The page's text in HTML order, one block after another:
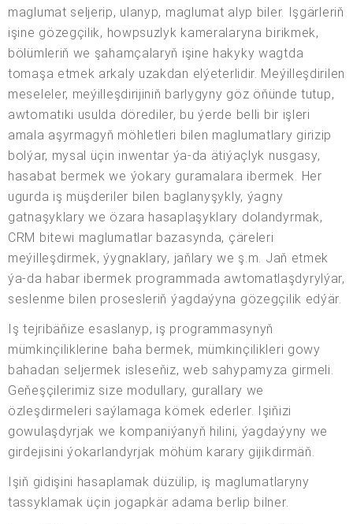
maglumat seljerip, ulanyp, maglumat alyp biler. Işgärleriň
işine gözegçilik, howpsuzlyk kameralaryna birikmek,
bölümleriň we şahamçalaryň işine hakyky wagtda
tomaşa etmek arkaly uzakdan elýeterlidir. Meýilleşdirilen
meseleler, meýilleşdirijiniň barlygyny göz öňünde tutup,
awtomatiki usulda dörediler, bu ýerde belli bir işleri
amala aşyrmagyň möhletleri bilen maglumatlary girizip
bolýar, mysal üçin inwentar ýa-da ätiýaçlyk nusgasy,
hasabat bermek we ýokary guramalara ibermek. Her
ugurda iş müşderiler bilen baglanyşykly, ýagny
gatnaşyklary we özara hasaplaşyklary dolandyrmak,
CRM bitewi maglumatlar bazasynda, çäreleri
meýilleşdirmek, ýygnaklary, jaňlary we ş.m. Jaň etmek
ýa-da habar ibermek programmada awtomatlaşdyrylýar,
seslenme bilen prosesleriň ýagdaýyna gözegçilik edýär.
Iş tejribäňize esaslanyp, iş programmasynyň
mümkinçiliklerine baha bermek, mümkinçilikleri gowy
bahadan seljermek isleseňiz, web sahypamyza girmeli.
Geňeşçilerimiz size modullary, gurallary we
özleşdirmeleri saýlamaga kömek ederler. Işiňizi
gowulaşdyrjak we kompaniýanyň hilini, ýagdaýyny we
girdejisini ýokarlandyrjak möhüm karary gijikdirmäň.
Işiň gidişini hasaplamak düzülip, iş maglumatlaryny
tassyklamak üçin jogapkär adama berlip bilner.